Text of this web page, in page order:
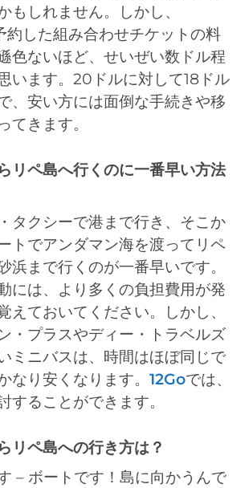
もしれません。しかし、
約した組み合わせチケットの料
色ないほど、せいぜい数ドル程
います。20ドルに対して18ドル
、安い方には面倒な手続きや移
てきます。
リペ島へ行くのに一番早い方法
タクシーで港まで行き、そこか
トでアンダマン海を渡ってリペ
浜まで行くのが一番早いです。
には、より多くの負担費用が発
えておいてください。しかし、
・プラスやディー・トラベルズ
ミニバスは、時間はほぼ同じで
なり安くなります。 12Goでは、
することができます。
リペ島への行き方は？
– ボートです！島に向かうんで